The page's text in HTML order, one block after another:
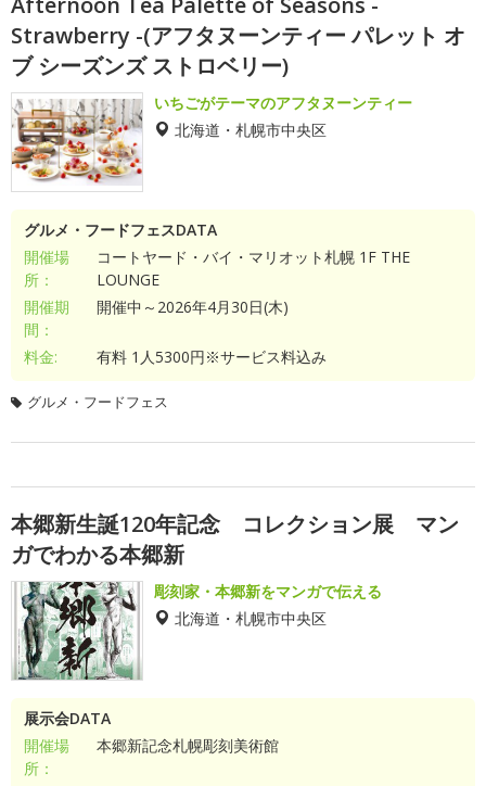
Strawberry -(アフタヌーンティー パレット オ
ブ シーズンズ ストロベリー)
いちごがテーマのアフタヌーンティー
北海道・札幌市中央区
グルメ・フードフェスDATA
開催場
所：
コートヤード・バイ・マリオット札幌 1F THE
LOUNGE
開催期
間：
開催中～2026年4月30日(木)
料金: 有料 1人5300円※サービス料込み
グルメ・フードフェス
本郷新生誕120年記念 コレクション展 マン
ガでわかる本郷新
彫刻家・本郷新をマンガで伝える
北海道・札幌市中央区
展示会DATA
開催場
所：
本郷新記念札幌彫刻美術館